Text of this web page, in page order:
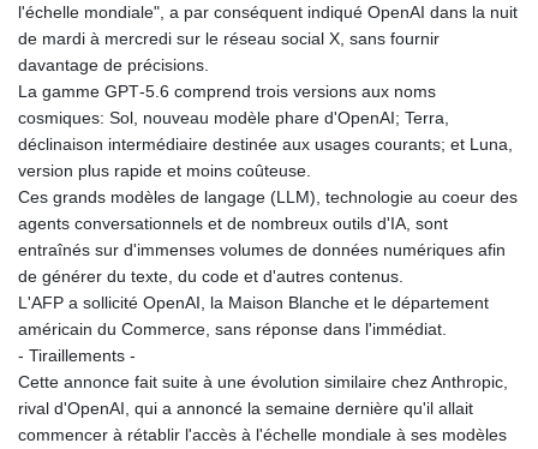
JMD 183.057725
JOD 0.819746
KGS 101.104505
KHR 4681.941823
KRW 1627.712241
LBP
l'échelle mondiale", a par conséquent indiqué OpenAI dans la nuit
de mardi à mercredi sur le réseau social X, sans fournir
davantage de précisions.
La gamme GPT‑5.6 comprend trois versions aux noms
cosmiques: Sol, nouveau modèle phare d'OpenAI; Terra,
déclinaison intermédiaire destinée aux usages courants; et Luna,
version plus rapide et moins coûteuse.
Ces grands modèles de langage (LLM), technologie au coeur des
agents conversationnels et de nombreux outils d'IA, sont
entraînés sur d'immenses volumes de données numériques afin
de générer du texte, du code et d'autres contenus.
L'AFP a sollicité OpenAI, la Maison Blanche et le département
américain du Commerce, sans réponse dans l'immédiat.
- Tiraillements -
Cette annonce fait suite à une évolution similaire chez Anthropic,
rival d'OpenAI, qui a annoncé la semaine dernière qu'il allait
commencer à rétablir l'accès à l'échelle mondiale à ses modèles